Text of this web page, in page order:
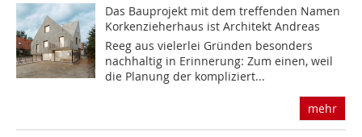
Das Bauprojekt mit dem treffenden Namen
Korkenzieherhaus ist Architekt Andreas
Reeg aus vielerlei Gründen besonders
nachhaltig in Erinnerung: Zum einen, weil
die Planung der kompliziert...
mehr